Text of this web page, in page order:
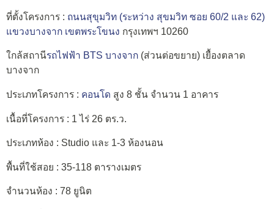
ที่ตั้งโครงการ : ถนนสุขุมวิท (ระหว่าง สุขมวิท ซอย 60/2 และ 62)
แขวงบางจาก เขตพระโขนง กรุงเทพฯ 10260
ใกล้สถานีรถไฟฟ้า BTS บางจาก (ส่วนต่อขยาย) เยื้องตลาด
บางจาก
ประเภทโครงการ : คอนโด สูง 8 ชั้น จำนวน 1 อาคาร
เนื้อที่โครงการ : 1 ไร่ 26 ตร.ว.
ประเภทห้อง : Studio และ 1-3 ห้องนอน
พื้นที่ใช้สอย : 35-118 ตารางเมตร
จำนวนห้อง : 78 ยูนิต